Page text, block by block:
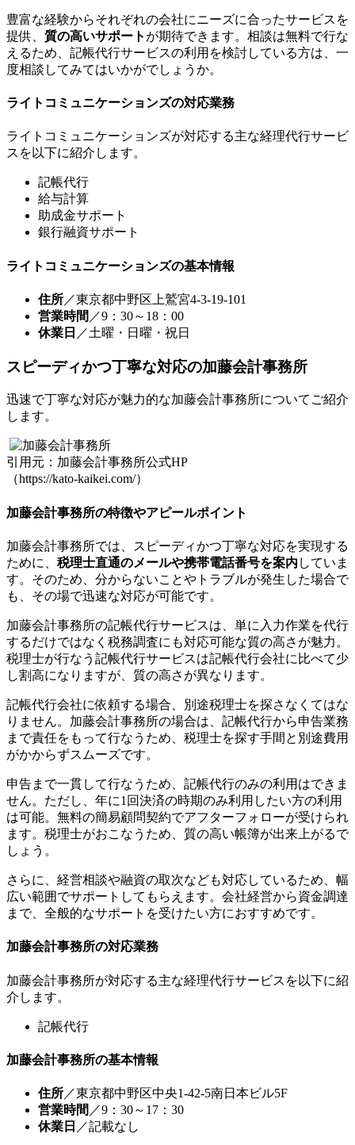
豊富な経験からそれぞれの会社にニーズに合ったサービスを
提供、 質の高いサポート が期待できます。相談は無料で行な
えるため、記帳代行サービスの利用を検討している方は、一
度相談してみてはいかがでしょうか。
ライトコミュニケーションズの対応業務
ライトコミュニケーションズが対応する主な経理代行サービ
スを以下に紹介します。
記帳代行
給与計算
助成金サポート
銀行融資サポート
ライトコミュニケーションズの基本情報
住所／東京都中野区上鷲宮4-3-19-101
営業時間 ／9：30～18：00
休業日 ／土曜・日曜・祝日
スピーディかつ丁寧な対応の加藤会計事務所
迅速で丁寧な対応が魅力的な加藤会計事務所についてご紹介
します。
引用元：加藤会計事務所公式HP
（https://kato-kaikei.com/）
加藤会計事務所の特徴やアピールポイント
加藤会計事務所では、スピーディかつ丁寧な対応を実現する
ために、 税理士直通のメールや携帯電話番号を案内 していま
す。そのため、分からないことやトラブルが発生した場合で
も、その場で迅速な対応が可能です。
加藤会計事務所の記帳代行サービスは、単に入力作業を代行
するだけではなく税務調査にも対応可能な質の高さが魅力。
税理士が行なう記帳代行サービスは記帳代行会社に比べて少
し割高になりますが、質の高さが異なります。
記帳代行会社に依頼する場合、別途税理士を探さなくてはな
りません。加藤会計事務所の場合は、記帳代行から申告業務
まで責任をもって行なうため、税理士を探す手間と別途費用
がかからずスムーズです。
申告まで一貫して行なうため、記帳代行のみの利用はできま
せん。ただし、年に1回決済の時期のみ利用したい方の利用
は可能。無料の簡易顧問契約でアフターフォローが受けられ
ます。税理士がおこなうため、質の高い帳簿が出来上がるで
しょう。
さらに、経営相談や融資の取次なども対応しているため、幅
広い範囲でサポートしてもらえます。会社経営から資金調達
まで、全般的なサポートを受けたい方におすすめです。
加藤会計事務所の対応業務
加藤会計事務所が対応する主な経理代行サービスを以下に紹
介します。
記帳代行
加藤会計事務所の基本情報
住所／東京都中野区中央1-42-5南日本ビル5F
営業時間 ／9：30～17：30
休業日 ／記載なし